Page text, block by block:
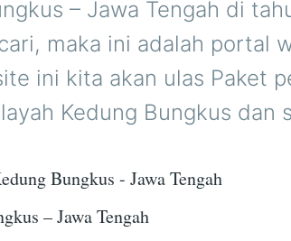
– Jawa Tengah di
maka ini adalah portal
ini kita akan ulas Paket
Kedung Bungkus dan
– Jawa Tengah